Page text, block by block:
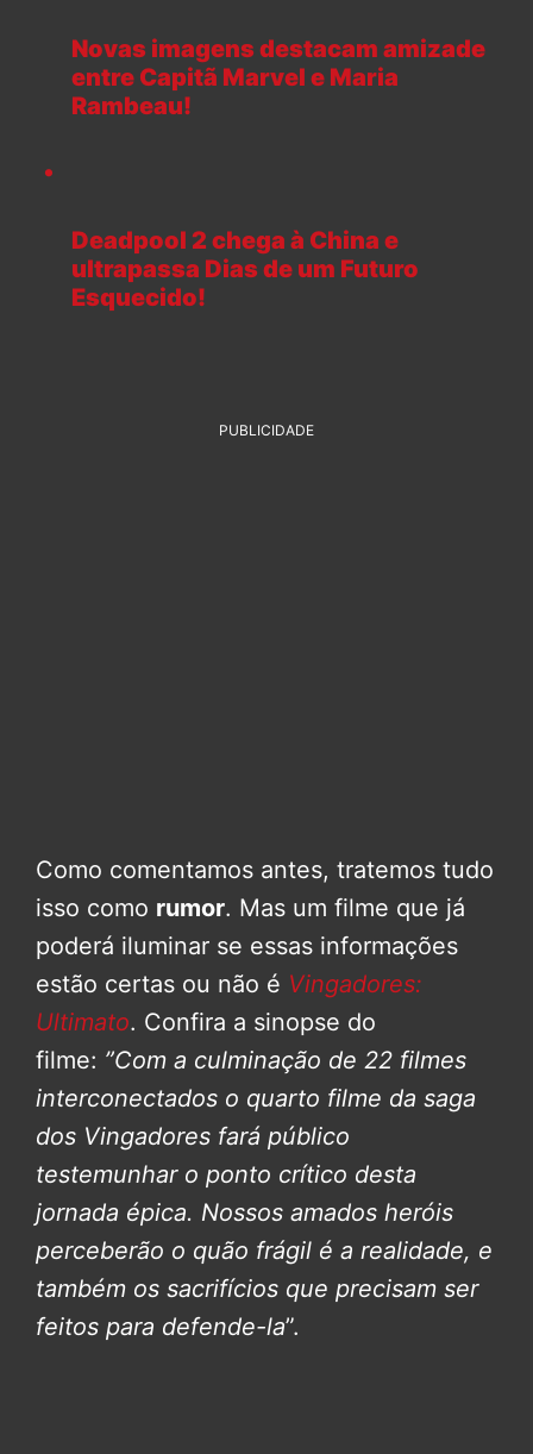
Novas imagens destacam amizade
entre Capitã Marvel e Maria
Rambeau!
Deadpool 2 chega à China e
ultrapassa Dias de um Futuro
Esquecido!
PUBLICIDADE
Como comentamos antes, tratemos tudo
isso como rumor. Mas um filme que já
poderá iluminar se essas informações
estão certas ou não é Vingadores:
Ultimato. Confira a sinopse do
filme: ”Com a culminação de 22 filmes
interconectados o quarto filme da saga
dos Vingadores fará público
testemunhar o ponto crítico desta
jornada épica. Nossos amados heróis
perceberão o quão frágil é a realidade, e
também os sacrifícios que precisam ser
feitos para defende-la”.